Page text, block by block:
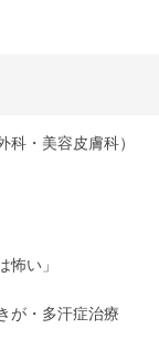
科・美容皮膚科）
怖い」
が・多汗症治療